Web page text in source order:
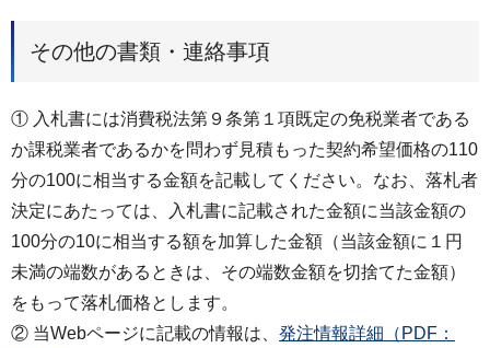
その他の書類・連絡事項
① 入札書には消費税法第９条第１項既定の免税業者である
か課税業者であるかを問わず見積もった契約希望価格の110
分の100に相当する金額を記載してください。なお、落札者
決定にあたっては、入札書に記載された金額に当該金額の
100分の10に相当する額を加算した金額（当該金額に１円
未満の端数があるときは、その端数金額を切捨てた金額）
をもって落札価格とします。
② 当Webページに記載の情報は、 発注情報詳細（PDF：